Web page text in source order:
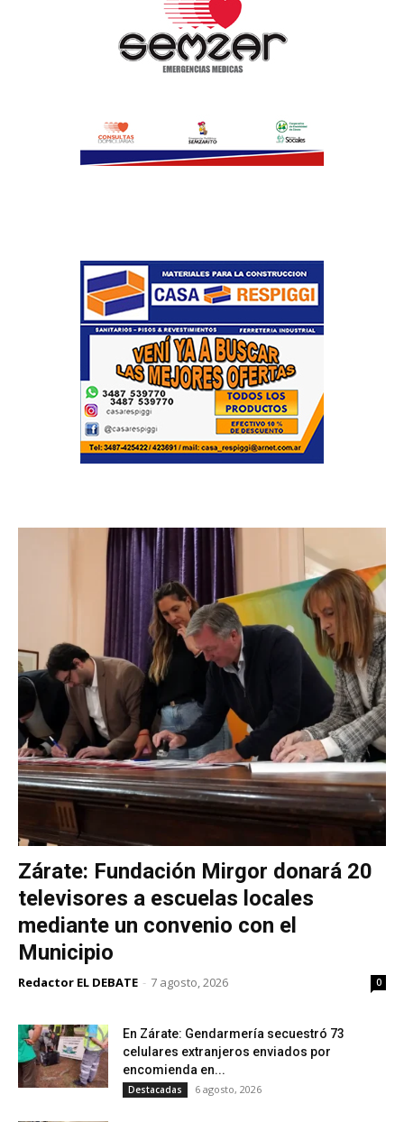
Zárate: Fundación Mirgor donará 20
televisores a escuelas locales
mediante un convenio con el
Municipio
Redactor EL DEBATE - 7 agosto, 2026 0
En Zárate: Gendarmería secuestró 73
celulares extranjeros enviados por
encomienda en...
Destacadas 6 agosto, 2026